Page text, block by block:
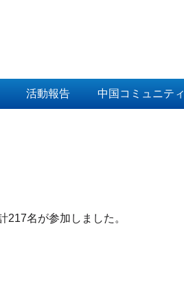
活動報告 中国コミュニティ
217名が参加しました。